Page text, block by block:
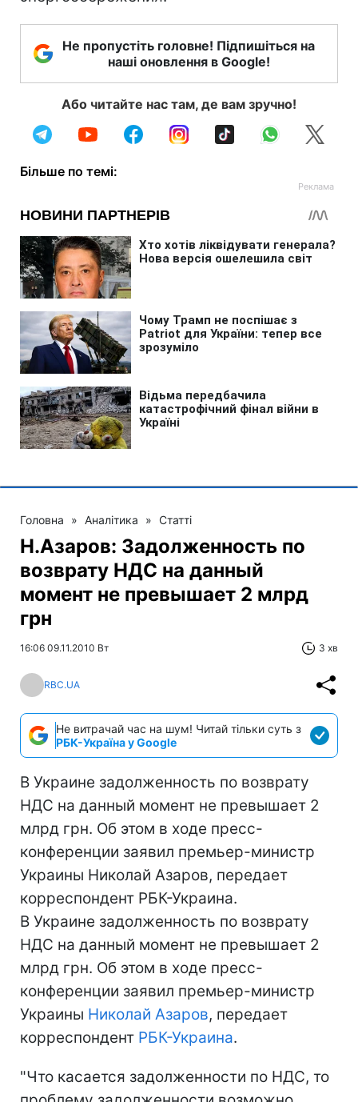
Не пропустіть головне! Підпишіться на
наші оновлення в Google!
Або читайте нас там, де вам зручно!
Більше по темі:
Головна » Аналітика » Статті
Н.Азаров: Задолженность по
возврату НДС на данный
момент не превышает 2 млрд
грн
16:06 09.11.2010 Вт 3 хв
RBC.UA
Не витрачай час на шум! Читай тільки суть з
РБК-Україна у Google
В Украине задолженность по возврату
НДС на данный момент не превышает 2
млрд грн. Об этом в ходе пресс-
конференции заявил премьер-министр
Украины Николай Азаров, передает
корреспондент РБК-Украина.
В Украине задолженность по возврату
НДС на данный момент не превышает 2
млрд грн. Об этом в ходе пресс-
конференции заявил премьер-министр
Украины Николай Азаров, передает
корреспондент РБК-Украина.
"Что касается задолженности по НДС, то